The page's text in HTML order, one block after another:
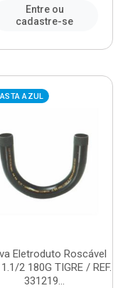
Entre ou
cadastre-se
AZUL
Eletroduto Roscável
2 180G TIGRE / REF.
331219...